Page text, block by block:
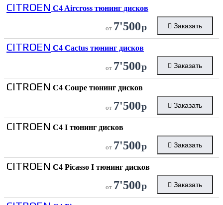
CITROEN C4 Aircross тюнинг дисков
от 7'500р Заказать
CITROEN C4 Cactus тюнинг дисков
от 7'500р Заказать
CITROEN C4 Coupe тюнинг дисков
от 7'500р Заказать
CITROEN C4 I тюнинг дисков
от 7'500р Заказать
CITROEN C4 Picasso I тюнинг дисков
от 7'500р Заказать